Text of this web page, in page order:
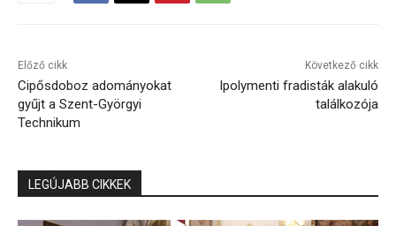
Előző cikk
Cipősdoboz adományokat
gyűjt a Szent-Györgyi
Technikum
Következő cikk
Ipolymenti fradisták alakuló
találkozója
LEGÚJABB CIKKEK